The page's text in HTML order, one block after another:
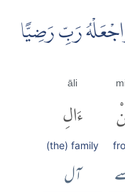
رَبِّ رَضِيًّا
āli
ءَالِ
(the) family
آل